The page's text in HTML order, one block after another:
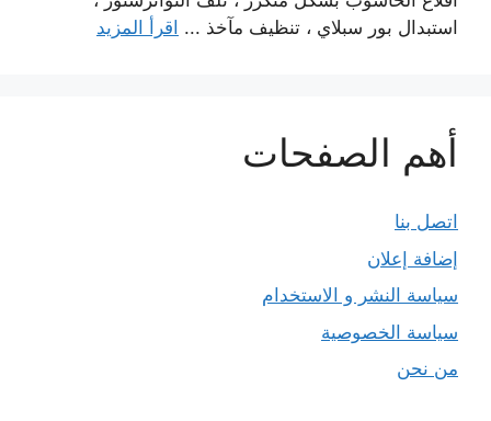
استبدال بور سبلاي ، تنظيف مآخذ ... اقرأ المزيد
أهم الصفحات
اتصل بنا
إضافة إعلان
سياسة النشر و الاستخدام
سياسة الخصوصية
من نحن